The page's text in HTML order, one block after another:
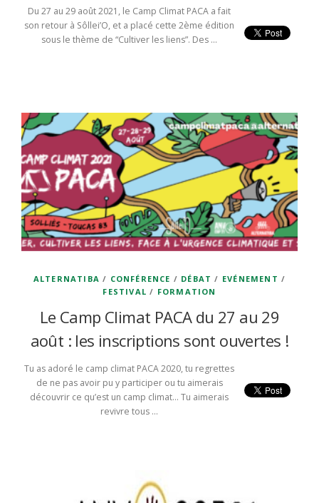
Du 27 au 29 août 2021, le Camp Climat PACA a fait
son retour à Sôllei’O, et a placé cette 2ème édition
sous le thème de “Cultiver les liens”. Des …
ALTERNATIBA / CONFÉRENCE / DÉBAT / EVÉNEMENT /
FESTIVAL / FORMATION
Le Camp Climat PACA du 27 au 29
août : les inscriptions sont ouvertes !
Tu as adoré le camp climat PACA 2020, tu regrettes
de ne pas avoir pu y participer ou tu aimerais
découvrir ce qu’est un camp climat… Tu aimerais
revivre tous …